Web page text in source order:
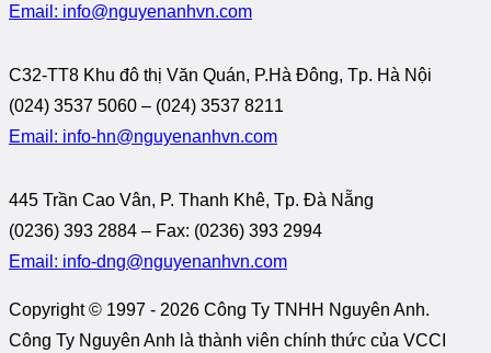
Email: info@nguyenanhvn.com
C32-TT8 Khu đô thị Văn Quán, P.Hà Đông, Tp. Hà Nội
(024) 3537 5060 – (024) 3537 8211
Email: info-hn@nguyenanhvn.com
445 Trần Cao Vân, P. Thanh Khê, Tp. Đà Nẵng
(0236) 393 2884 – Fax: (0236) 393 2994
Email: info-dng@nguyenanhvn.com
Copyright © 1997 - 2026 Công Ty TNHH Nguyên Anh.
Công Ty Nguyên Anh là thành viên chính thức của VCCI